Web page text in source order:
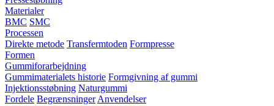
Materialer
BMC SMC
Processen
Direkte metode Transfermtoden Formpresse
Formen
Gummiforarbejdning
Gummimaterialets historie Formgivning af gummi
Injektionsstøbning Naturgummi
Fordele Begrænsninger Anvendelser